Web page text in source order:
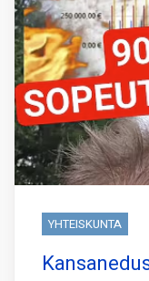
YHTEISKUNTA